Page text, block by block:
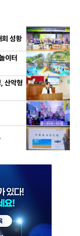
회 성황
이터
산악형